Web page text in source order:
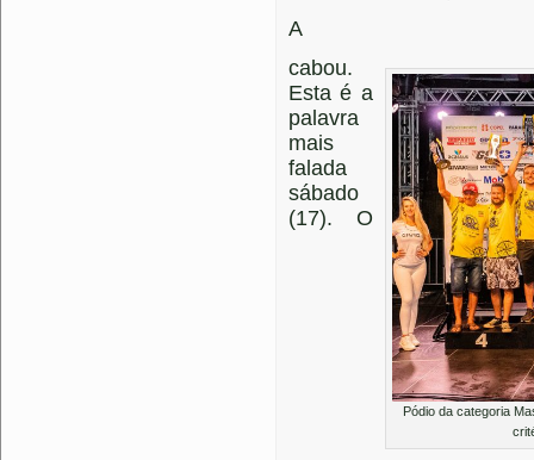
A
Pódio da categoria
cabou.
Esta é a
palavra
mais
falada
sábado
(17). O